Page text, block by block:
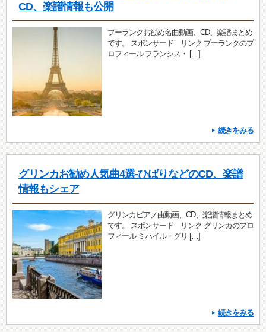
CD、楽譜情報も公開
プーランクお勧め名曲動画、CD、楽譜まとめ
です。 スポンサード リンク プーランクのプ
ロフィール フランシス・ […]
続きをみる
グリンカお勧め人気曲4選-ひばりなどのCD、楽譜
情報もシェア
グリンカピアノ曲動画、CD、楽譜情報まとめ
です。 スポンサード リンク グリンカのプロ
フィール ミハイル・グリ […]
続きをみる